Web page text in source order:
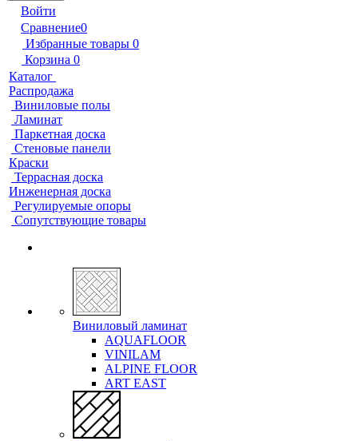
Войти
Сравнение0
Избранные товары 0
Корзина 0
Каталог
Распродажа
Виниловые полы
Ламинат
Паркетная доска
Стеновые панели
Краски
Террасная доска
Инженерная доска
Регулируемые опоры
Сопутствующие товары
Виниловый ламинат
AQUAFLOOR
VINILAM
ALPINE FLOOR
ART EAST